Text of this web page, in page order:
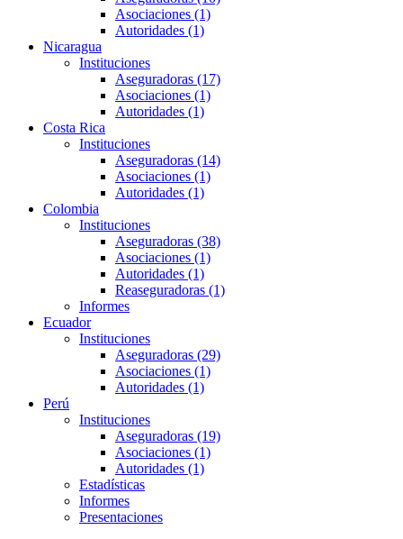
Asociaciones (1)
Autoridades (1)
Nicaragua
Instituciones
Aseguradoras (17)
Asociaciones (1)
Autoridades (1)
Costa Rica
Instituciones
Aseguradoras (14)
Asociaciones (1)
Autoridades (1)
Colombia
Instituciones
Aseguradoras (38)
Asociaciones (1)
Autoridades (1)
Reaseguradoras (1)
Informes
Ecuador
Instituciones
Aseguradoras (29)
Asociaciones (1)
Autoridades (1)
Perú
Instituciones
Aseguradoras (19)
Asociaciones (1)
Autoridades (1)
Estadísticas
Informes
Presentaciones